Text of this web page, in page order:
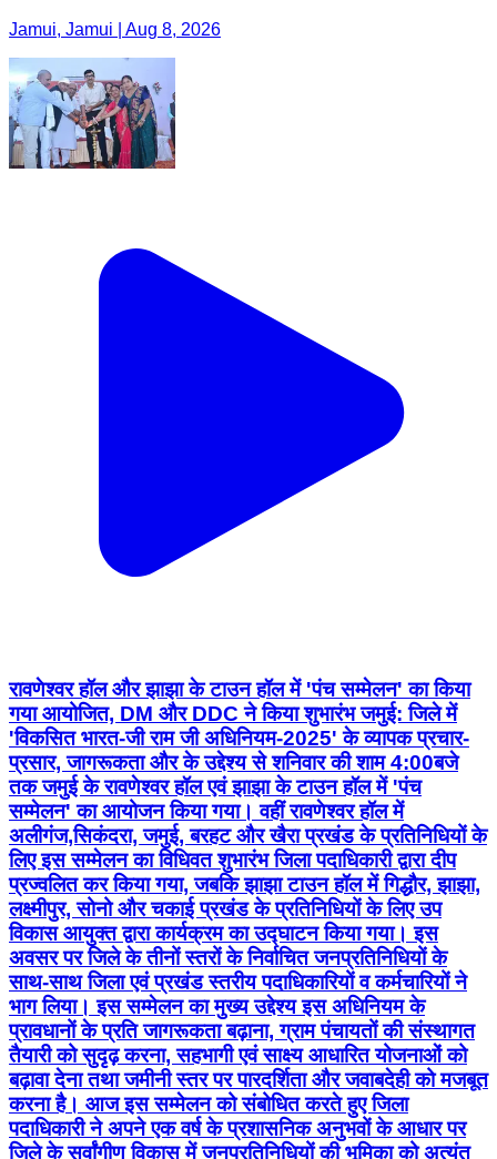
Jamui, Jamui | Aug 8, 2026
रावणेश्वर हॉल और झाझा के टाउन हॉल में 'पंच सम्मेलन' का किया
गया आयोजित, DM और DDC ने किया शुभारंभ जमुई: जिले में
'विकसित भारत-जी राम जी अधिनियम-2025' के व्यापक प्रचार-
प्रसार, जागरूकता और के उद्देश्य से शनिवार की शाम 4:00बजे
तक जमुई के रावणेश्वर हॉल एवं झाझा के टाउन हॉल में 'पंच
सम्मेलन' का आयोजन किया गया। वहीं रावणेश्वर हॉल में
अलीगंज,सिकंदरा, जमुई, बरहट और खैरा प्रखंड के प्रतिनिधियों के
लिए इस सम्मेलन का विधिवत शुभारंभ जिला पदाधिकारी द्वारा दीप
प्रज्वलित कर किया गया, जबकि झाझा टाउन हॉल में गिद्धौर, झाझा,
लक्ष्मीपुर, सोनो और चकाई प्रखंड के प्रतिनिधियों के लिए उप
विकास आयुक्त द्वारा कार्यक्रम का उद्घाटन किया गया। इस
अवसर पर जिले के तीनों स्तरों के निर्वाचित जनप्रतिनिधियों के
साथ-साथ जिला एवं प्रखंड स्तरीय पदाधिकारियों व कर्मचारियों ने
भाग लिया। इस सम्मेलन का मुख्य उद्देश्य इस अधिनियम के
प्रावधानों के प्रति जागरूकता बढ़ाना, ग्राम पंचायतों की संस्थागत
तैयारी को सुदृढ़ करना, सहभागी एवं साक्ष्य आधारित योजनाओं को
बढ़ावा देना तथा जमीनी स्तर पर पारदर्शिता और जवाबदेही को मजबूत
करना है। आज इस सम्मेलन को संबोधित करते हुए जिला
पदाधिकारी ने अपने एक वर्ष के प्रशासनिक अनुभवों के आधार पर
जिले के सर्वांगीण विकास में जनप्रतिनिधियों की भूमिका को अत्यंत